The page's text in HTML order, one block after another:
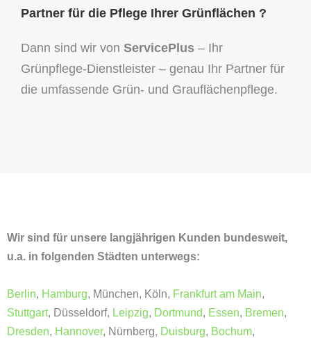
Partner für die Pflege Ihrer Grünflächen ?
Dann sind wir von ServicePlus – Ihr
Grünpflege-Dienstleister – genau Ihr Partner für
die umfassende Grün- und Grauflächenpflege.
Wir sind für unsere langjährigen Kunden bundesweit,
u.a. in folgenden Städten unterwegs:
Berlin, Hamburg, München, Köln, Frankfurt am Main,
Stuttgart, Düsseldorf, Leipzig, Dortmund, Essen, Bremen,
Dresden, Hannover, Nürnberg, Duisburg, Bochum,